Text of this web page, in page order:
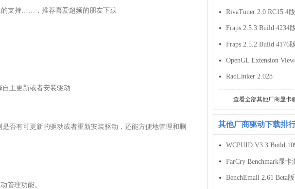
的支持……，推荐喜爱超频的朋友下载
主更新或者安装驱动
否有可更新的驱动或者重新安装驱动，还能方便地管理和删
管理功能。
RivaTuner 2.0 RC15.4版
Fraps 2.5.3 Build 4234
Fraps 2.5.2 Build 4176
OpenGL Extension
RadLinker 2.028
查看全部其他厂商显卡
其他厂商驱动下载排
BenchEmall 2.61 Beta版